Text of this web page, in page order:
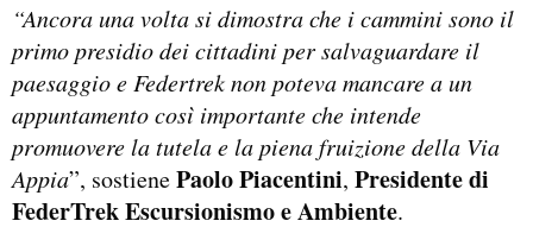
“Ancora una volta si dimostra che i cammini sono il
primo presidio dei cittadini per salvaguardare il
paesaggio e Federtrek non poteva mancare a un
appuntamento così importante che intende
promuovere la tutela e la piena fruizione della Via
Appia”, sostienePaolo Piacentini, Presidente di
FederTrek Escursionismo e Ambiente.